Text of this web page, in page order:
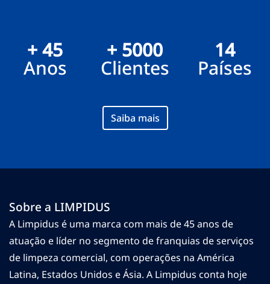
+ 45
Anos
+ 5000
Clientes
14
Países
Saiba mais
Sobre a LIMPIDUS
A Limpidus é uma marca com mais de 45 anos de
atuação e líder no segmento de franquias de serviços
de limpeza comercial, com operações na América
Latina, Estados Unidos e Ásia. A Limpidus conta hoje